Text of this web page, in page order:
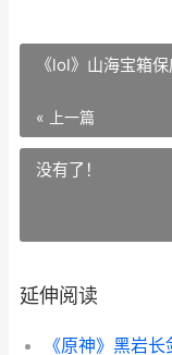
《lol》山海宝箱
« 上一篇
没有了！
延伸阅读